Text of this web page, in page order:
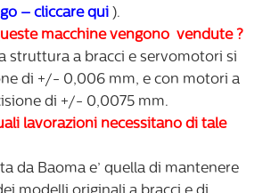
– cliccare qui ).
macchine vengono vendute ?
struttura a bracci e servomotori si
di +/- 0,006 mm, e con motori a
di +/- 0,0075 mm.
lavorazioni necessitano di tale
da Baoma e’ quella di mantenere